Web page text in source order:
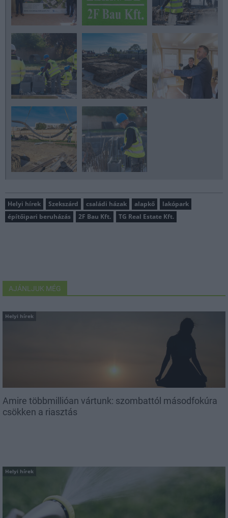
Helyi hírek Szekszárd családi házak alapkő
lakópark
építőipari beruházás
2F Bau Kft. TG Real Estate Kft.
AJÁNLJUK MÉG
Helyi hírek
Amire többmillióan vártunk: szombattól másodfokúra
csökken a riasztás
Helyi hírek